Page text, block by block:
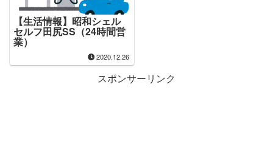
【生活情報】昭和シェル
セルフ田尻SS（24時間営
業）
2020.12.26
スポンサーリンク